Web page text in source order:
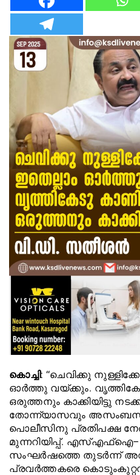
കൊച്ചി: ‘‘ചെവിക്കു
ഓർത്തു വയ്ക്കും.
ഒരുത്തനും കാക്കിയിട്ടു
തോന്ന്യാസവും
പൊലീസിനു പ്രതിപക്ഷ
മുന്നറിയിപ്പ്.
സംഘർഷത്തെ തുടർന്ന്
പ്രവർത്തകരെ